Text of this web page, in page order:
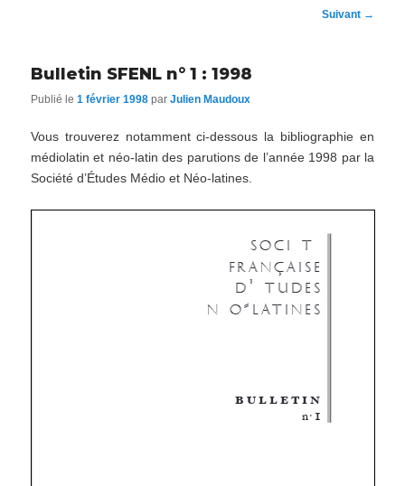
Navigation
Suivant →
Bulletin SFENL n° 1 : 1998
Publié le1 février 1998 parJulien Maudoux
Vous trouverez notamment ci-dessous la bibliographie en
médiolatin et néo-latin des parutions de l’année 1998 par la
Société d’Études Médio et Néo-latines.